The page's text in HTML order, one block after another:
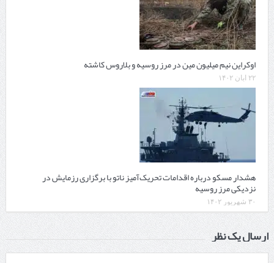
اوکراین نیم میلیون مین در مرز روسیه و بلاروس کاشته
۲۲ آبان ۱۴۰۲
هشدار مسکو درباره اقدامات تحریک‌آمیز ناتو با برگزاری رزمایش در
نزدیکی مرز روسیه
۳۰ شهریور ۱۴۰۲
ارسال یک نظر